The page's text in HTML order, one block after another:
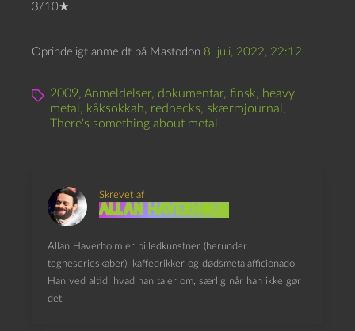
3/10★
Oprindeligt anmeldt på Mastodon 8. juli, 2022, 22:12
2009, Anmeldelser, dokumentar, finsk, heavy
metal , kåksokkah, rednecks, skærmjournal ,
There's something about metal
Skrevet af
Allan Haverholm
Allan Haverholm er billedkunstner (herunder
tegneserieskaber), kaffedrikker og dødsmetalafficionado.
Han ved altid, hvad han taler om, særlig når han ikke gør
det.